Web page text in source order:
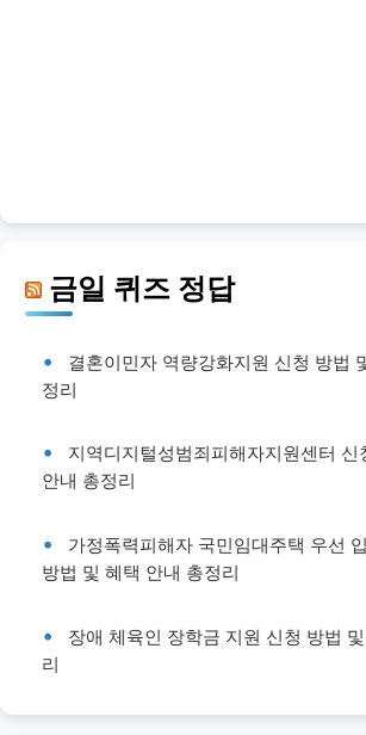
금일 퀴즈 정답
결혼이민자 역량강화지원 신청 방법
정리
지역디지털성범죄피해자지원센터 신
안내 총정리
가정폭력피해자 국민임대주택 우선
방법 및 혜택 안내 총정리
장애 체육인 장학금 지원 신청 방법
리